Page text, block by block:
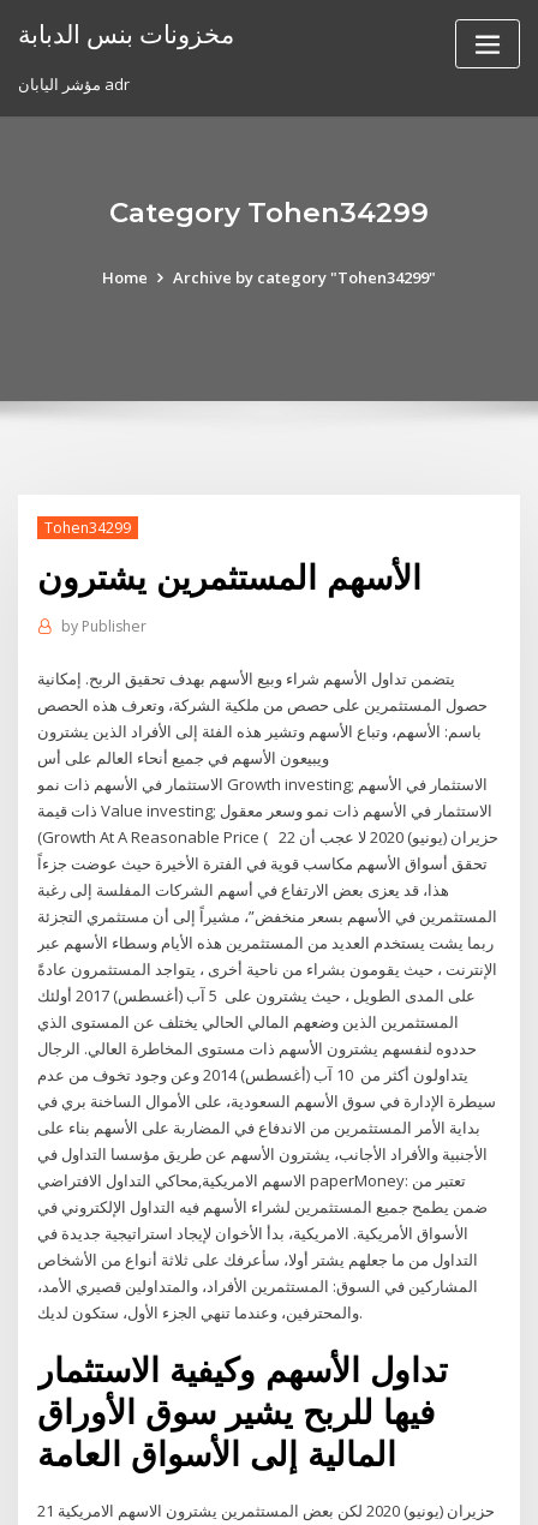
مخزونات بنس الدبابة
مؤشر اليابان adr
Category Tohen34299
Home Archive by category "Tohen34299"
Tohen34299
الأسهم المستثمرين يشترون
by Publisher
يتضمن تداول الأسهم شراء وبيع الأسهم بهدف تحقيق الربح. إمكانية
حصول المستثمرين على حصص من ملكية الشركة، وتعرف هذه الحصص
باسم: الأسهم، وتباع الأسهم وتشير هذه الفئة إلى الأفراد الذين يشترون
ويبيعون الأسهم في جميع أنحاء العالم على أس
الاستثمار في الأسهم ذات نمو Growth investing; الاستثمار في الأسهم
ذات قيمة Value investing; الاستثمار في الأسهم ذات نمو وسعر معقول
(Growth At A Reasonable Price ( 22 حزيران (يونيو) 2020 لا عجب أن
تحقق أسواق الأسهم مكاسب قوية في الفترة الأخيرة حيث عوضت جزءاً
هذا، قد يعزى بعض الارتفاع في أسهم الشركات المفلسة إلى رغبة
المستثمرين في الأسهم بسعر منخفض”، مشيراً إلى أن مستثمري التجزئة
ربما يشت يستخدم العديد من المستثمرين هذه الأيام وسطاء الأسهم عبر
الإنترنت ، حيث يقومون بشراء من ناحية أخرى ، يتواجد المستثمرون عادةً
على المدى الطويل ، حيث يشترون على 5 آب (أغسطس) 2017 أولئك
المستثمرين الذين وضعهم المالي الحالي يختلف عن المستوى الذي
حددوه لنفسهم يشترون الأسهم ذات مستوى المخاطرة العالي. الرجال
يتداولون أكثر من 10 آب (أغسطس) 2014 وعن وجود تخوف من عدم
سيطرة الإدارة في سوق الأسهم السعودية، على الأموال الساخنة بري في
بداية الأمر المستثمرين من الاندفاع في المضاربة على الأسهم بناء على
الأجنبية والأفراد الأجانب، يشترون الأسهم عن طريق مؤسسا التداول في
الاسهم الامريكية,محاكي التداول الافتراضي paperMoney: تعتبر من
ضمن يطمح جميع المستثمرين لشراء الأسهم فيه التداول الإلكتروني في
الأسواق الأمريكية. الامريكية، بدأ الأخوان لإيجاد استراتيجية جديدة في
التداول من ما جعلهم يشتر أولا، سأعرفك على ثلاثة أنواع من الأشخاص
المشاركين في السوق: المستثمرين الأفراد، والمتداولين قصيري الأمد،
والمحترفين، وعندما تنهي الجزء الأول، ستكون لديك.
تداول الأسهم وكيفية الاستثمار
فيها للربح يشير سوق الأوراق
المالية إلى الأسواق العامة
21 حزيران (يونيو) 2020 لكن بعض المستثمرين يشترون الاسهم الامريكية